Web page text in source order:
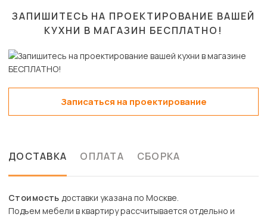
ЗАПИШИТЕСЬ НА ПРОЕКТИРОВАНИЕ ВАШЕЙ
КУХНИ В МАГАЗИН БЕСПЛАТНО!
Записаться на проектирование
ДОСТАВКА ОПЛАТА СБОРКА
Стоимость доставки указана по Москве.
Подъем мебели в квартиру рассчитывается отдельно и